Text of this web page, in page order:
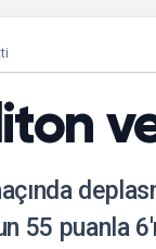
55 puanla